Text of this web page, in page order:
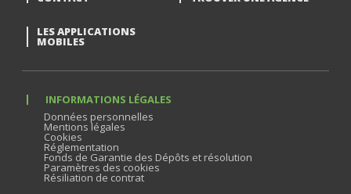
LES APPLICATIONS
MOBILES
INFORMATIONS LÉGALES
Données personnelles
Mentions légales
Cookies
Réglementation
Fonds de Garantie des Dépôts et résolution
Paramètres des cookies
Résiliation de contrat